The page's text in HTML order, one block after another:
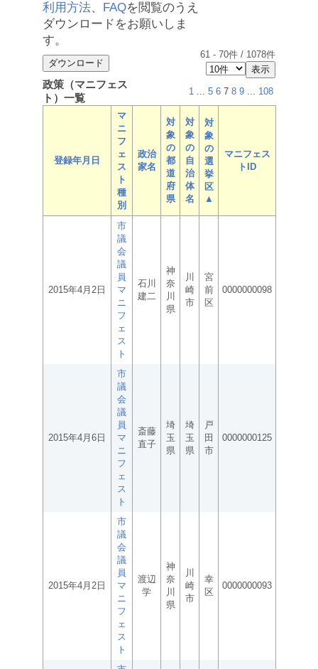
利用方法、 FAQを閲覧のうえ
ダウンロードをお願いしま
す。
61 - 70件 / 1078件
政策（マニフェス
ト）一覧
1 ... 5 6 7 8 9 ... 108
登録年月日
マ
ニ
フ
ェ
ス
ト
種
別
政治
家名
対
象
の
都
道
府
県
対
象
の
自
治
体
名
対
象
の
選
挙
区
▲
マニフェス
トID
2015年4月2日
市
議
会
議
員
マ
ニ
フ
ェ
ス
ト
石川
建二
神
奈
川
県
川
崎
市
宮
前
区
0000000098
2015年4月6日
市
議
会
議
員
マ
ニ
フ
ェ
ス
ト
斎藤
直子
埼
玉
県
埼
玉
県
戸
田
市
0000000125
2015年4月2日
市
議
会
議
員
マ
ニ
フ
ェ
ス
ト
渡辺
学
神
奈
川
県
川
崎
市
幸
区
0000000093